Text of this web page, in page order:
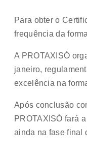
Para obter o
frequência da
A PROTAXISÓ
janeiro,
excelência na
Após conclusão
PROTAXISÓ fará
ainda na fase final